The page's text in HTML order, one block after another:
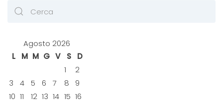
Agosto 2026
L
M M G V S
D
1
2
3
4 5 6 7 8
9
10 11 12 13 14 15 16